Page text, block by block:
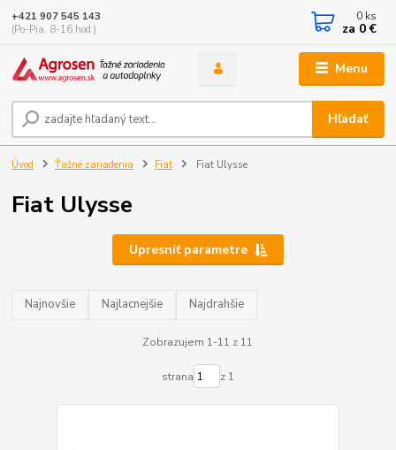
Menu
Hľadať
+421 907 545 143
(Po-Pia, 8-16 hod.)
0 ks
za 0 €
Úvod Ťažné zariadenia Fiat Fiat Ulysse
Fiat Ulysse
Upresniť parametre
Najnovšie Najlacnejšie Najdrahšie
Zobrazujem 1-11 z 11
strana z 1